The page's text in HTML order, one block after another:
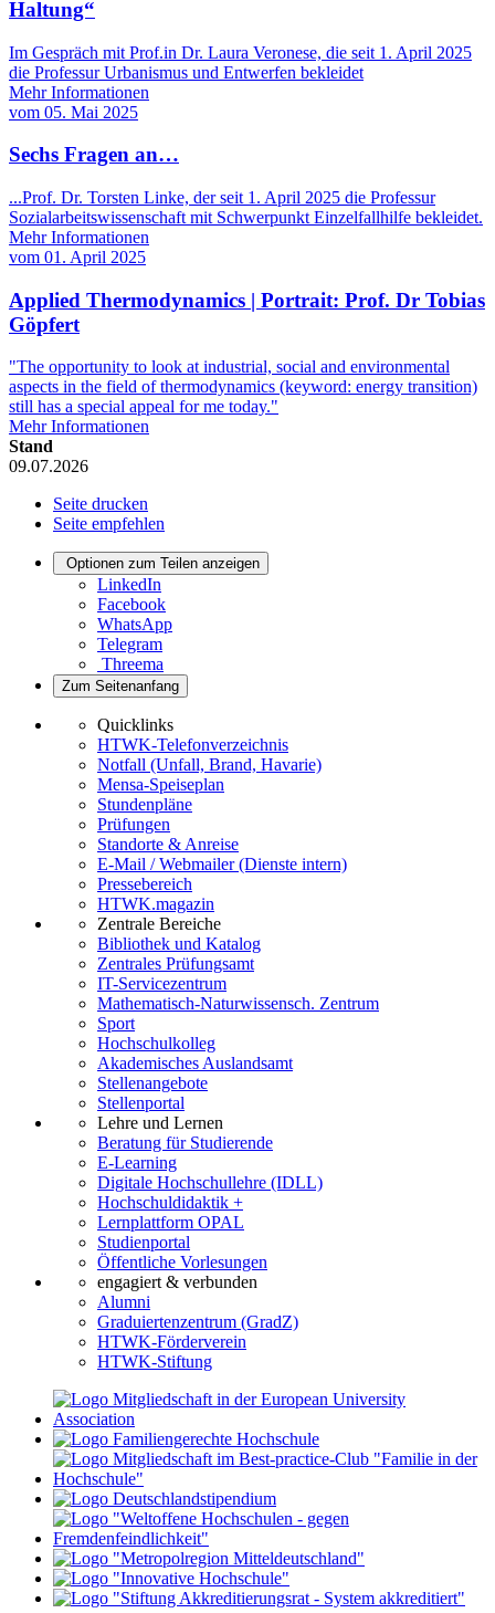
Haltung“
Im Gespräch mit Prof.in Dr. Laura Veronese, die seit 1. April 2025
die Professur Urbanismus und Entwerfen bekleidet
Mehr Informationen
vom 05. Mai 2025
Sechs Fragen an…
...Prof. Dr. Torsten Linke, der seit 1. April 2025 die Professur
Sozialarbeitswissenschaft mit Schwerpunkt Einzelfallhilfe bekleidet.
Mehr Informationen
vom 01. April 2025
Applied Thermodynamics | Portrait: Prof. Dr Tobias
Göpfert
"The opportunity to look at industrial, social and environmental
aspects in the field of thermodynamics (keyword: energy transition)
still has a special appeal for me today."
Mehr Informationen
Stand
09.07.2026
Seite drucken
Seite empfehlen
Optionen zum Teilen anzeigen
LinkedIn
Facebook
WhatsApp
Telegram
Threema
Zum Seitenanfang
Quicklinks
HTWK-Telefonverzeichnis
Notfall (Unfall, Brand, Havarie)
Mensa-Speiseplan
Stundenpläne
Prüfungen
Standorte & Anreise
E-Mail / Webmailer (Dienste intern)
Pressebereich
HTWK.magazin
Zentrale Bereiche
Bibliothek und Katalog
Zentrales Prüfungsamt
IT-Servicezentrum
Mathematisch-Naturwissensch. Zentrum
Sport
Hochschulkolleg
Akademisches Auslandsamt
Stellenangebote
Stellenportal
Lehre und Lernen
Beratung für Studierende
E-Learning
Digitale Hochschullehre (IDLL)
Hochschuldidaktik +
Lernplattform OPAL
Studienportal
Öffentliche Vorlesungen
engagiert & verbunden
Alumni
Graduiertenzentrum (GradZ)
HTWK-Förderverein
HTWK-Stiftung